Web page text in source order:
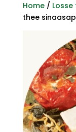
Home/ Losse
thee